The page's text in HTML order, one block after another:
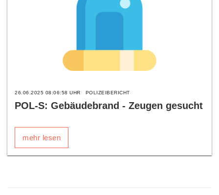
26.06.2025 08:06:58 UHR POLIZEIBERICHT
POL-S: Gebäudebrand - Zeugen gesucht
mehr lesen